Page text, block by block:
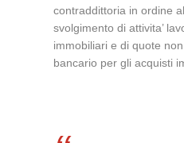
contraddittoria in ordine
svolgimento di attivita’
immobiliari e di quote
bancario per gli acquisti